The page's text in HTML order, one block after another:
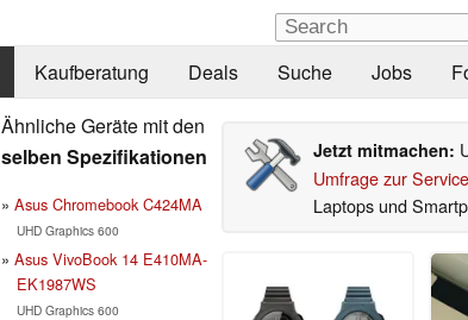
Kaufberatung Deals Suche Jobs
Ähnliche Geräte mit den
selben Spezifikationen
Asus Chromebook C424MA
UHD Graphics 600
Asus VivoBook 14 E410MA-
EK1987WS
UHD Graphics 600
Jetzt mitmachen:
Umfrage zur
Laptops und